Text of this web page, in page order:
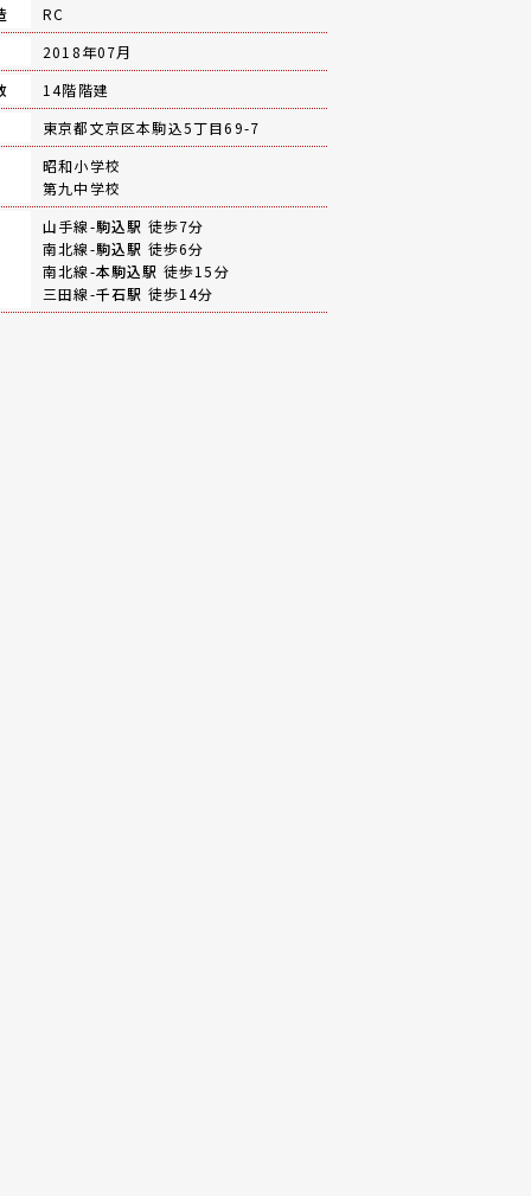
RC
2018年07月
14階階建
東京都文京区本駒込5丁目69-7
昭和小学校
第九中学校
山手線-駒込駅 徒歩7分
南北線-駒込駅 徒歩6分
南北線-本駒込駅 徒歩15分
三田線-千石駅 徒歩14分